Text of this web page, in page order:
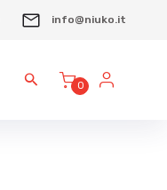
info@niuko.it
0